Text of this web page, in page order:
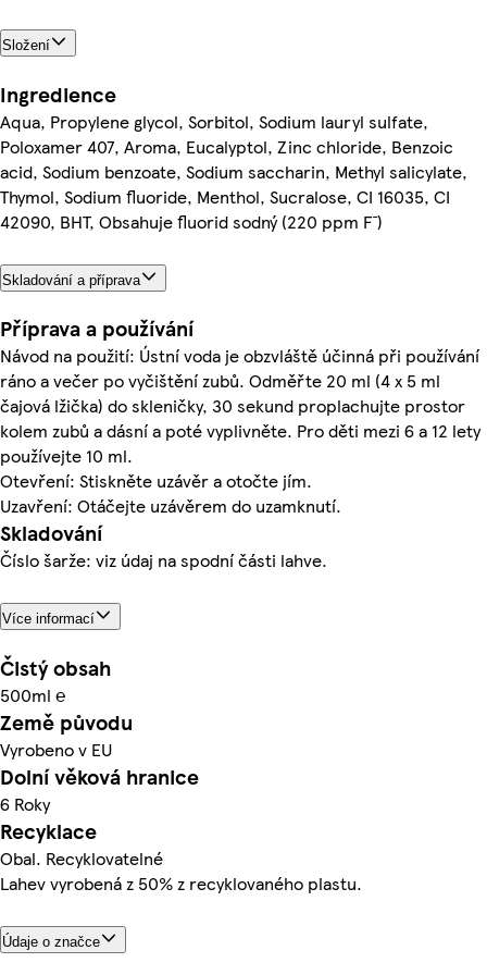
Složení
Ingredience
Aqua, Propylene glycol, Sorbitol, Sodium lauryl sulfate,
Poloxamer 407, Aroma, Eucalyptol, Zinc chloride, Benzoic
acid, Sodium benzoate, Sodium saccharin, Methyl salicylate,
Thymol, Sodium fluoride, Menthol, Sucralose, CI 16035, CI
42090, BHT, Obsahuje fluorid sodný (220 ppm F¯)
Skladování a příprava
Příprava a používání
Návod na použití: Ústní voda je obzvláště účinná při používání
ráno a večer po vyčištění zubů. Odměřte 20 ml (4 x 5 ml
čajová lžička) do skleničky, 30 sekund proplachujte prostor
kolem zubů a dásní a poté vyplivněte. Pro děti mezi 6 a 12 lety
používejte 10 ml.
Otevření: Stiskněte uzávěr a otočte jím.
Uzavření: Otáčejte uzávěrem do uzamknutí.
Skladování
Číslo šarže: viz údaj na spodní části lahve.
Více informací
Čistý obsah
500ml ℮
Země původu
Vyrobeno v EU
Dolní věková hranice
6 Roky
Recyklace
Obal. Recyklovatelné
Lahev vyrobená z 50% z recyklovaného plastu.
Údaje o značce